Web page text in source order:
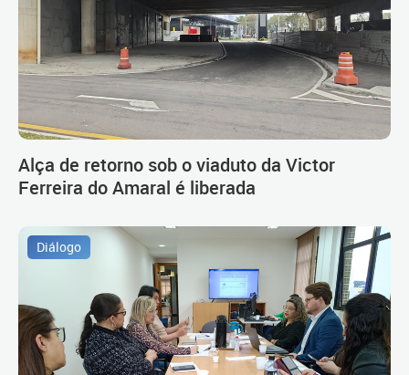
Alça de retorno sob o viaduto da Victor
Ferreira do Amaral é liberada
Diálogo